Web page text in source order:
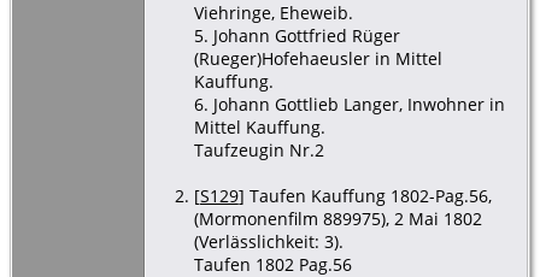
Viehringe, Eheweib.
5. Johann Gottfried Rüger
(Rueger)Hofehaeusler in Mittel
Kauffung.
6. Johann Gottlieb Langer, Inwohner in
Mittel Kauffung.
Taufzeugin Nr.2
[S129] Taufen Kauffung 1802-Pag.56,
(Mormonenfilm 889975), 2 Mai 1802
(Verlässlichkeit: 3).
Taufen 1802 Pag.56